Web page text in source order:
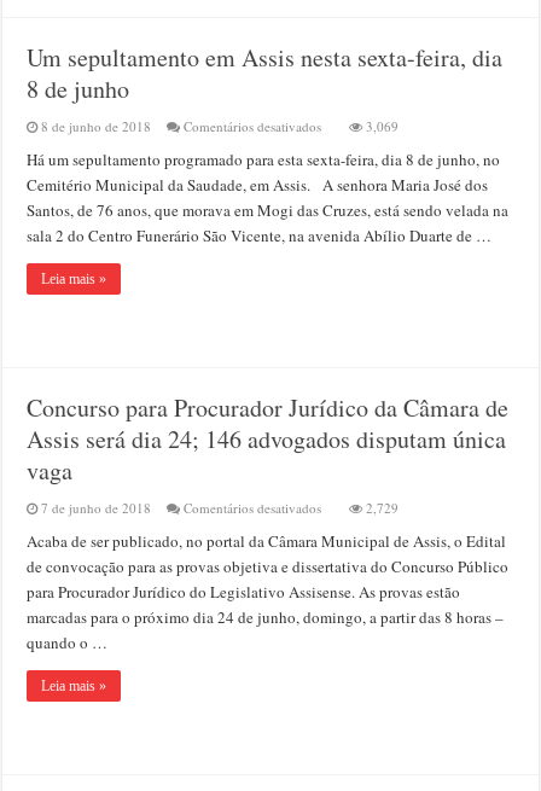
Um sepultamento em Assis nesta sexta-feira, dia
8 de junho
8 de junho de 2018 Comentários desativadosem
sepultamento
em
nesta
sexta-
3,069
Há um sepultamento programado para esta sexta-feira, dia 8 de junho, no
Cemitério Municipal da Saudade, em Assis. A senhora Maria José dos
Santos, de 76 anos, que morava em Mogi das Cruzes, está sendo velada na
sala 2 do Centro Funerário São Vicente, na avenida Abílio Duarte de …
Leia mais »
Concurso para Procurador Jurídico da Câmara de
Assis será dia 24; 146 advogados disputam única
vaga
7 de junho de 2018 Comentários desativadosem
para
Procurador
da
Câmara
2,729
Acaba de ser publicado, no portal da Câmara Municipal de Assis, o Edital
de convocação para as provas objetiva e dissertativa do Concurso Público
para Procurador Jurídico do Legislativo Assisense. As provas estão
marcadas para o próximo dia 24 de junho, domingo, a partir das 8 horas –
quando o …
Leia mais »